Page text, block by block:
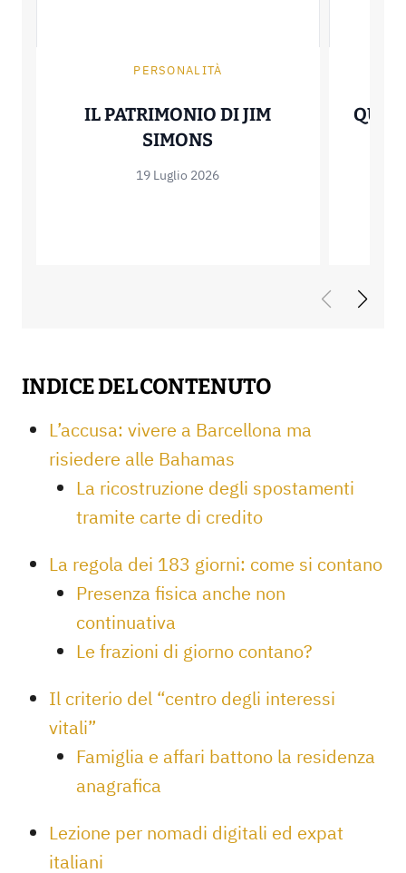
PERSONALITÀ
IL PATRIMONIO DI JIM
SIMONS
19 Luglio 2026
INDICE DEL CONTENUTO
L’accusa: vivere a Barcellona ma
risiedere alle Bahamas
La ricostruzione degli spostamenti
tramite carte di credito
La regola dei 183 giorni: come si contano
Presenza fisica anche non
continuativa
Le frazioni di giorno contano?
Il criterio del “centro degli interessi
vitali”
Famiglia e affari battono la residenza
anagrafica
Lezione per nomadi digitali ed expat
italiani